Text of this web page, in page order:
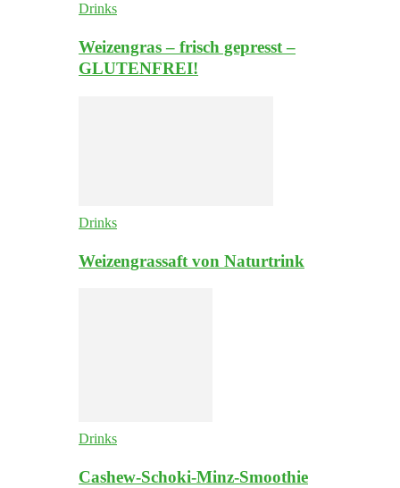
Drinks
Weizengras – frisch gepresst –
GLUTENFREI!
Drinks
Weizengrassaft von Naturtrink
Drinks
Cashew-Schoki-Minz-Smoothie